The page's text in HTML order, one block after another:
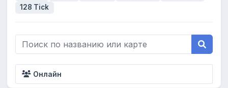
128 Tick
Онлайн